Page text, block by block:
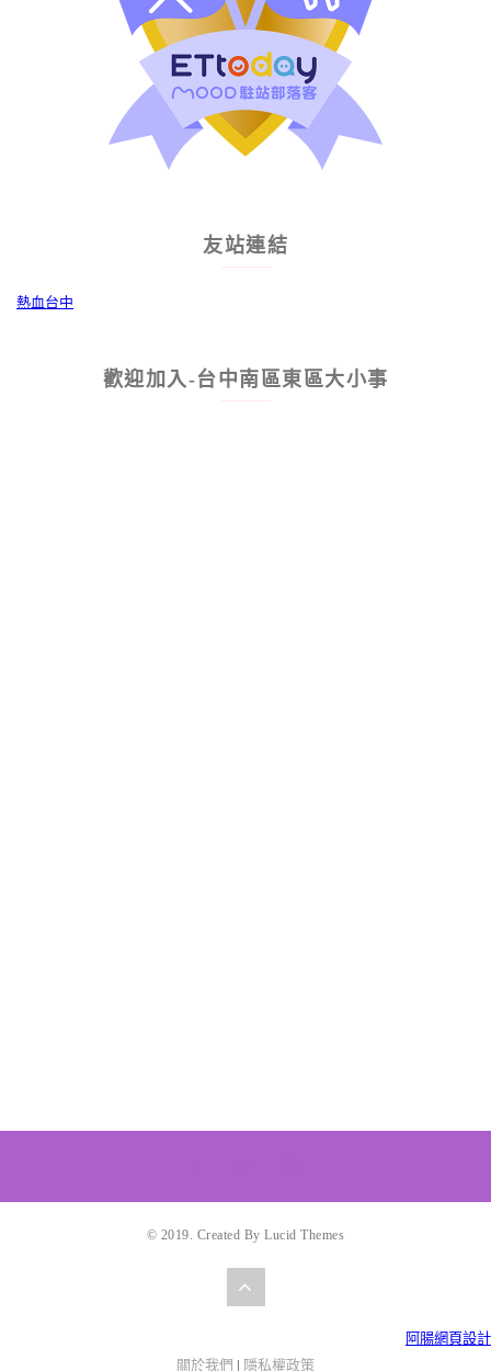
友站連結
熱血台中
歡迎加入-台中南區東區大小事
© 2019. Created By Lucid Themes
阿腸網頁設計
關於我們 | 隱私權政策